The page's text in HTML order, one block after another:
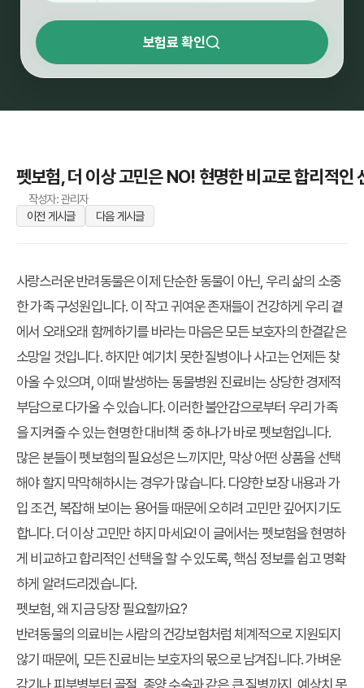
보험료 확인
펫보험, 더 이상 고민은 NO! 현명한 비교로 합리적인
작성자: 관리자
이전 게시글
다음 게시글
사랑스러운 반려동물은 이제 단순한 동물이 아닌, 우리 삶의 소중
한 가족 구성원입니다. 이 작고 귀여운 존재들이 건강하게 우리 곁
에서 오래오래 함께하기를 바라는 마음은 모든 보호자의 한결같은
소망일 것입니다. 하지만 예기치 못한 질병이나 사고는 언제든 찾
아올 수 있으며, 이때 발생하는 동물병원 진료비는 상당한 경제적
부담으로 다가올 수 있습니다. 이러한 불안감으로부터 우리 가족
을 지켜줄 수 있는 현명한 대비책 중 하나가 바로 펫보험입니다.
많은 분들이 펫보험의 필요성은 느끼지만, 막상 어떤 상품을 선택
해야 할지 막막해하시는 경우가 많습니다. 다양한 보장 내용과 가
입 조건, 복잡해 보이는 용어들 때문에 오히려 고민만 깊어지기도
합니다. 더 이상 고민만 하지 마세요! 이 글에서는 펫보험을 현명하
게 비교하고 합리적인 선택을 할 수 있도록, 핵심 정보를 쉽고 명확
하게 알려드리겠습니다.
펫보험, 왜 지금 당장 필요할까요?
반려동물의 의료비는 사람의 건강보험처럼 체계적으로 지원되지
않기 때문에, 모든 진료비는 보호자의 몫으로 남겨집니다. 가벼운
감기나 피부병부터 골절, 종양 수술과 같은 큰 질병까지, 예상치 못